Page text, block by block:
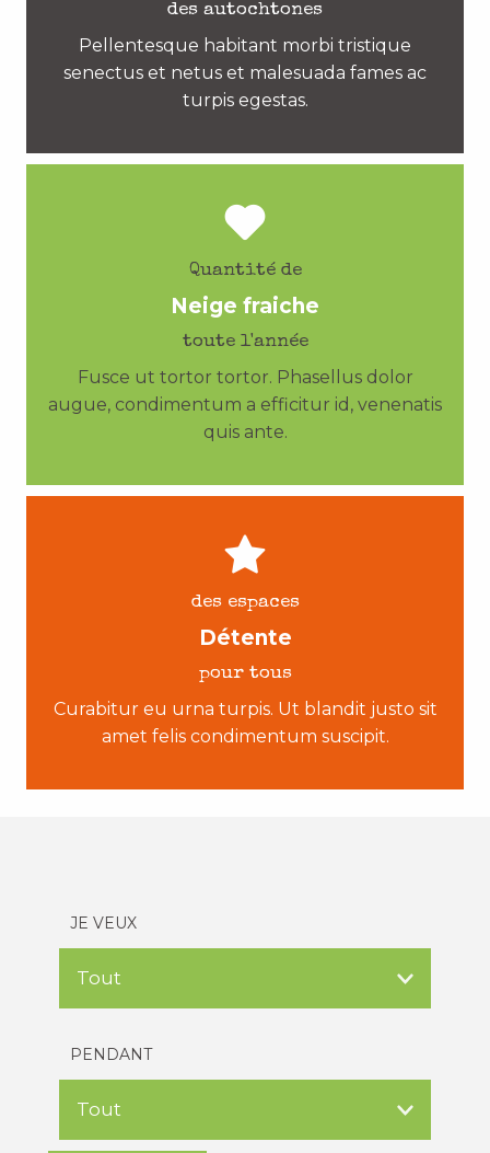
des autochtones
Pellentesque habitant morbi tristique
senectus et netus et malesuada fames ac
turpis egestas.
Quantité de
Neige fraiche
toute l'année
Fusce ut tortor tortor. Phasellus dolor
augue, condimentum a efficitur id, venenatis
quis ante.
des espaces
Détente
pour tous
Curabitur eu urna turpis. Ut blandit justo sit
amet felis condimentum suscipit.
JE VEUX
PENDANT